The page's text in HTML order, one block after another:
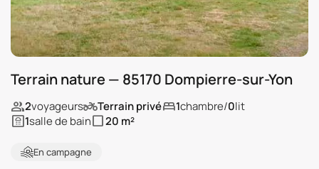
Terrain nature — 85170 Dompierre-sur-Yon
people2voyageurstwo_wheelerTerrain privébedroom
1chambre/0lit
bathroom1salle de baincrop_square20 m²
En campagne